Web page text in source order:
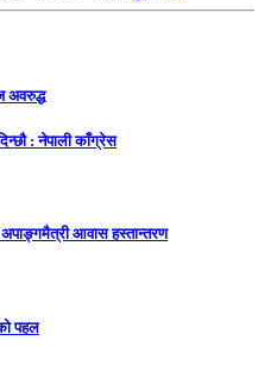
अवरुद्ध
: नेपाली काँग्रेस
अपाङ्गमैत्री आवास हस्तान्तरण
पहल